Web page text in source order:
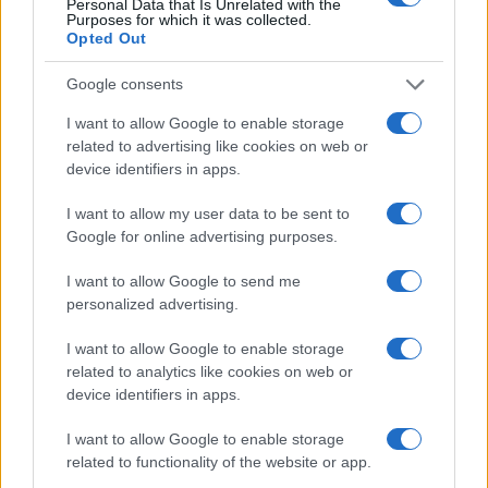
Personal Data that Is Unrelated with the
Purposes for which it was collected.
Opted Out
Google consents
I want to allow Google to enable storage
related to advertising like cookies on web or
device identifiers in apps.
I want to allow my user data to be sent to
Google for online advertising purposes.
I want to allow Google to send me
personalized advertising.
I want to allow Google to enable storage
related to analytics like cookies on web or
device identifiers in apps.
I want to allow Google to enable storage
related to functionality of the website or app.
Novembro
de 2022
$
7,65
$ 6,35 $ 8,19
Dezembro
de 2022
$
8,42
$ 8,00 10%
Previsão de preços para 2023
Encontro Preço Mínimo Máximo
% De
mensal
8,16
Fevereiro
$
$ 6,59
Março de
$
$ 7,07 $ 9,17 $ 8,12